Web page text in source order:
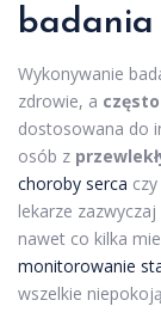
badania
Wykonywanie
zdrowie, a
dostosowana do
osób z
choroby serca
lekarze
nawet co kilka
monitorowanie
wszelkie